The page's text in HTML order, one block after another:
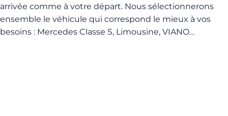
arrivée comme à votre départ. Nous sélectionnerons
ensemble le véhicule qui correspond le mieux à vos
besoins : Mercedes Classe S, Limousine, VIANO…